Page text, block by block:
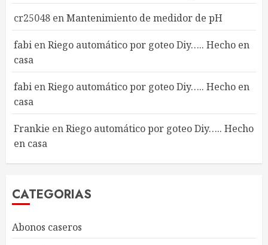
cr25048 enMantenimiento de medidor de pH
fabi enRiego automático por goteo Diy….. Hecho en
casa
fabi enRiego automático por goteo Diy….. Hecho en
casa
Frankie enRiego automático por goteo Diy….. Hecho
en casa
CATEGORIAS
Abonos caseros